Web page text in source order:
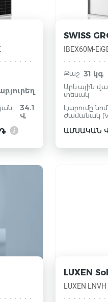
34.1
Վ
SWISS
IBEX60M-
Քաշ 31 կգ
Արևային
տեսակ
Լարումը
ժամանակ
ԱՄՍԱԿԱՆ
LUXEN
LUXEN